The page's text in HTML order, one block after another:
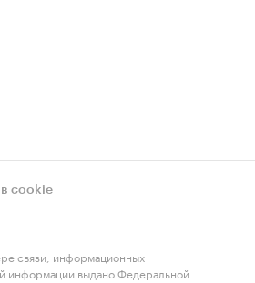
cookie
связи, информационных
информации выдано Федеральной